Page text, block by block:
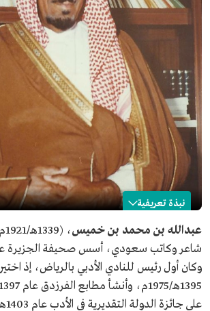
نبذة تعريفية
عبدالله بن خميس
الاسم
عبدالله بن خميس.
تاريخ الميلاد
1339هـ/1921م.
مكان الميلاد
قرية الملقا التابعة لمحافظة الدرعية.
عبدالله بن محمد بن خميس، (1339هـ/1921م-1432هـ/2011م)
وكان أول رئيس للنادي الأدبي بالرياض، إذ